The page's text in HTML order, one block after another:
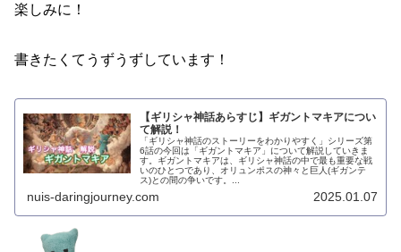
楽しみに！
書きたくてうずうずしています！
【ギリシャ神話あらすじ】ギガントマキアについ
て解説！
「ギリシャ神話のストーリーをわかりやすく」シリーズ第
6話の今回は「ギガントマキア」について解説していきま
す。ギガントマキアは、ギリシャ神話の中で最も重要な戦
いのひとつであり、オリュンポスの神々と巨人(ギガンテ
ス)との間の争いです。...
nuis-daringjourney.com 2025.01.07